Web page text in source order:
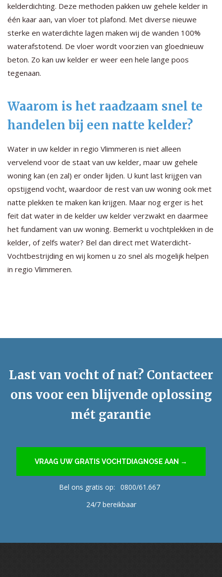
kelderdichting. Deze methoden pakken uw gehele kelder in
één kaar aan, van vloer tot plafond. Met diverse nieuwe
sterke en waterdichte lagen maken wij de wanden 100%
waterafstotend. De vloer wordt voorzien van gloednieuw
beton. Zo kan uw kelder er weer een hele lange poos
tegenaan.
Waarom is het raadzaam snel te
handelen bij een natte kelder?
Water in uw kelder in regio Vlimmeren is niet alleen
vervelend voor de staat van uw kelder, maar uw gehele
woning kan (en zal) er onder lijden. U kunt last krijgen van
opstijgend vocht, waardoor de rest van uw woning ook met
natte plekken te maken kan krijgen. Maar nog erger is het
feit dat water in de kelder uw kelder verzwakt en daarmee
het fundament van uw woning. Bemerkt u vochtplekken in de
kelder, of zelfs water? Bel dan direct met Waterdicht-
Vochtbestrijding en wij komen u zo snel als mogelijk helpen
in regio Vlimmeren.
Last van vocht of nat? Contacteer
ons voor een blijvende oplossing
mét garantie
VRAAG UW GRATIS VOCHTDIAGNOSE AAN →
Bel ons gratis op:
0800/61.667
24/7 bereikbaar